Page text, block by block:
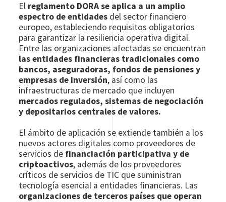
El reglamento DORA se aplica a un amplio
espectro de entidades del sector financiero
europeo, estableciendo requisitos obligatorios
para garantizar la resiliencia operativa digital.
Entre las organizaciones afectadas se encuentran
las entidades financieras tradicionales como
bancos, aseguradoras, fondos de pensiones y
empresas de inversión, así como las
infraestructuras de mercado que incluyen
mercados regulados, sistemas de negociación
y depositarios centrales de valores.
El ámbito de aplicación se extiende también a los
nuevos actores digitales como proveedores de
servicios de financiación participativa y de
criptoactivos, además de los proveedores
críticos de servicios de TIC que suministran
tecnología esencial a entidades financieras. Las
organizaciones de terceros países que operan